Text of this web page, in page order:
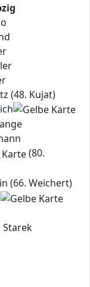
(48. Kujat)
(80.
(66. Weichert)
Starek